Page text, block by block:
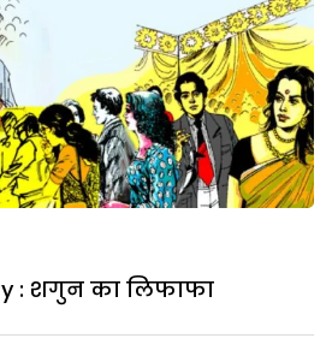
: शगुन का लिफाफा